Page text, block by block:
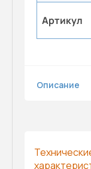
Артикул
Описание